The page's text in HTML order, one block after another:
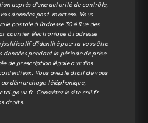
auprès d’une autorité de contrôle,
données post-mortem. Vous
postale à l'adresse 304 Rue des
courrier électronique à l'adresse
justificatif d'identité pourra vous être
données pendant la période de prise
de prescription légale aux fins
Vous avez le droit de vous
démarchage téléphonique,
. Consultez le site cnil.fr
droits.